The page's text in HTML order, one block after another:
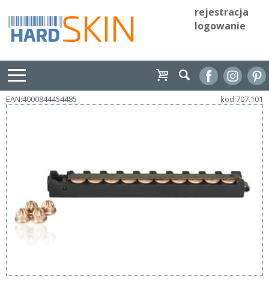
rejestracja
logowanie
EAN:4000844454485 kod:707.101